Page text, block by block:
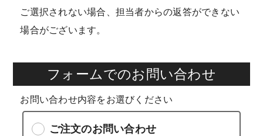
ご選択されない場合、担当者からの返答ができない
場合がございます。
フォームでのお問い合わせ
お問い合わせ内容をお選びください
ご注文のお問い合わせ